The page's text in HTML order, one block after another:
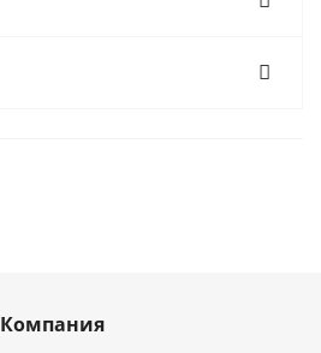
Компания